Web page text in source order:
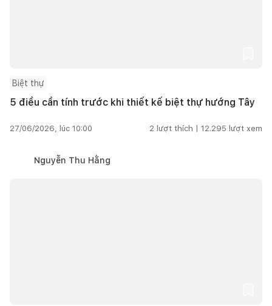
Biệt thự
5 điều cần tính trước khi thiết kế biệt thự hướng Tây
27/06/2026, lúc 10:00 2 lượt thích | 12.295 lượt xem
Nguyễn Thu Hằng